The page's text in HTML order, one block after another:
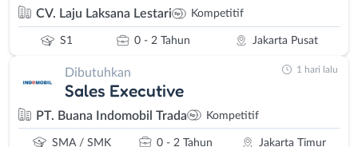
CV. Laju Laksana Lestari Kompetitif
S1 0 - 2 Tahun Jakarta Pusat
Dibutuhkan
Sales Executive
PT. Buana Indomobil Trada Kompetitif
SMA / SMK 0 - 2 Tahun Jakarta Timur
1 hari lalu